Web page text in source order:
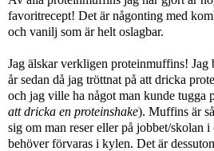
favoritrecept! Det är någonting med
och vanilj som är helt oslagbar.
Jag älskar verkligen proteinmuffins! Jag
år sedan då jag tröttnat på att dricka
och jag ville ha något man kunde tugga
att dricka en proteinshake). Muffins är
sig om man reser eller på jobbet/skolan i
behöver förvaras i kylen. Det är